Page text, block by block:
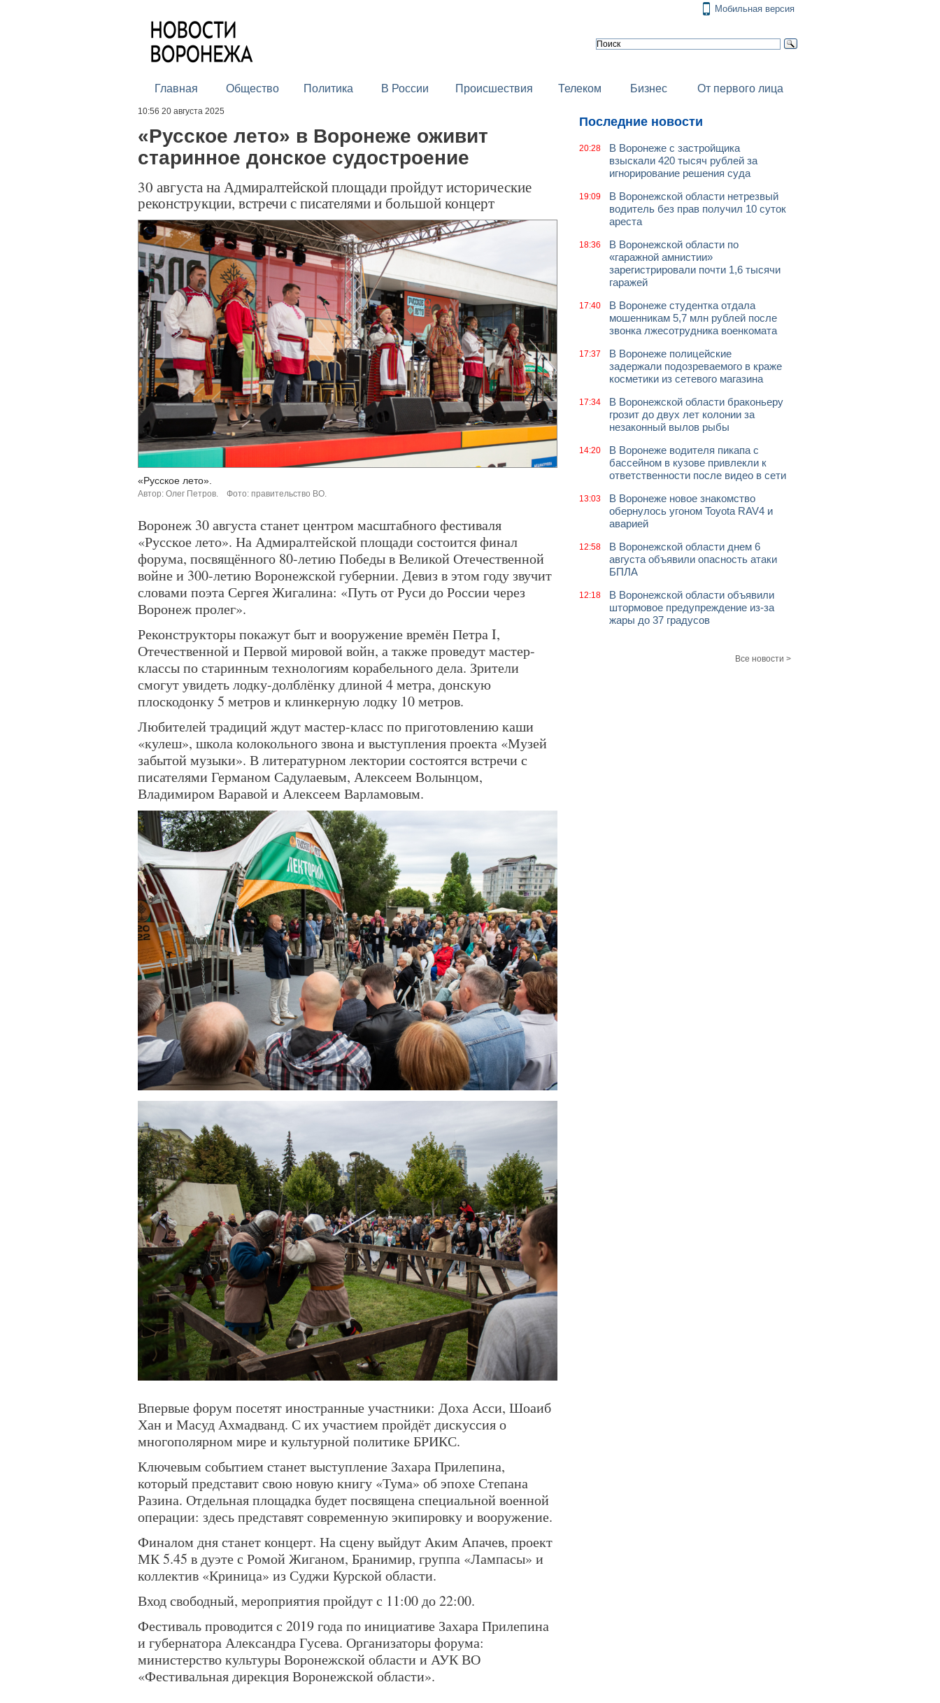
Мобильная версия
Главная Общество Политика В России Происшествия Телеком Бизнес От первого лица
10:56 20 августа 2025
«Русское лето» в Воронеже оживит
старинное донское судостроение
30 августа на Адмиралтейской площади пройдут исторические
реконструкции, встречи с писателями и большой концерт
«Русское лето».
Автор: Олег Петров. Фото: правительство ВО.
Воронеж 30 августа станет центром масштабного фестиваля
«Русское лето». На Адмиралтейской площади состоится финал
форума, посвящённого 80-летию Победы в Великой Отечественной
войне и 300-летию Воронежской губернии. Девиз в этом году звучит
словами поэта Сергея Жигалина: «Путь от Руси до России через
Воронеж пролег».
Реконструкторы покажут быт и вооружение времён Петра I,
Отечественной и Первой мировой войн, а также проведут мастер-
классы по старинным технологиям корабельного дела. Зрители
смогут увидеть лодку-долблёнку длиной 4 метра, донскую
плоскодонку 5 метров и клинкерную лодку 10 метров.
Любителей традиций ждут мастер-класс по приготовлению каши
«кулеш», школа колокольного звона и выступления проекта «Музей
забытой музыки». В литературном лектории состоятся встречи с
писателями Германом Садулаевым, Алексеем Волынцом,
Владимиром Варавой и Алексеем Варламовым.
Впервые форум посетят иностранные участники: Доха Асси, Шоаиб
Хан и Масуд Ахмадванд. С их участием пройдёт дискуссия о
многополярном мире и культурной политике БРИКС.
Ключевым событием станет выступление Захара Прилепина,
который представит свою новую книгу «Тума» об эпохе Степана
Разина. Отдельная площадка будет посвящена специальной военной
операции: здесь представят современную экипировку и вооружение.
Финалом дня станет концерт. На сцену выйдут Аким Апачев, проект
МК 5.45 в дуэте с Ромой Жиганом, Бранимир, группа «Лампасы» и
коллектив «Криница» из Суджи Курской области.
Вход свободный, мероприятия пройдут с 11:00 до 22:00.
Фестиваль проводится с 2019 года по инициативе Захара Прилепина
и губернатора Александра Гусева. Организаторы форума:
министерство культуры Воронежской области и АУК ВО
«Фестивальная дирекция Воронежской области».
Последние новости
20:28
В Воронеже с застройщика
взыскали 420 тысяч рублей за
игнорирование решения суда
19:09
В Воронежской области нетрезвый
водитель без прав получил 10 суток
ареста
18:36
В Воронежской области по
«гаражной амнистии»
зарегистрировали почти 1,6 тысячи
гаражей
17:40
В Воронеже студентка отдала
мошенникам 5,7 млн рублей после
звонка лжесотрудника военкомата
17:37
В Воронеже полицейские
задержали подозреваемого в краже
косметики из сетевого магазина
17:34
В Воронежской области браконьеру
грозит до двух лет колонии за
незаконный вылов рыбы
14:20
В Воронеже водителя пикапа с
бассейном в кузове привлекли к
ответственности после видео в сети
13:03
В Воронеже новое знакомство
обернулось угоном Toyota RAV4 и
аварией
12:58
В Воронежской области днем 6
августа объявили опасность атаки
БПЛА
12:18
В Воронежской области объявили
штормовое предупреждение из-за
жары до 37 градусов
Все новости >